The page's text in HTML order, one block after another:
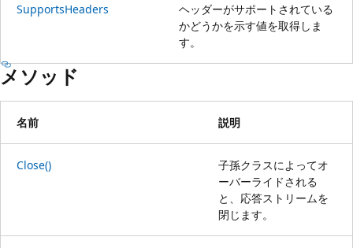
SupportsHeaders
ヘッダーがサポートされている
かどうかを示す値を取得しま
す。
メソッド
名前 説明
Close()
子孫クラスによってオ
ーバーライドされる
と、応答ストリームを
閉じます。